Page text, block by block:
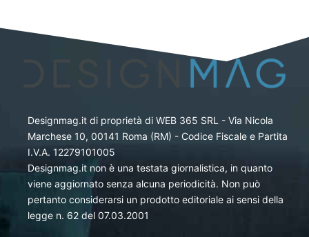
Designmag.it di proprietà di WEB 365 SRL - Via Nicola
Marchese 10, 00141 Roma (RM) - Codice Fiscale e Partita
I.V.A. 12279101005
Designmag.it non è una testata giornalistica, in quanto
viene aggiornato senza alcuna periodicità. Non può
pertanto considerarsi un prodotto editoriale ai sensi della
legge n. 62 del 07.03.2001